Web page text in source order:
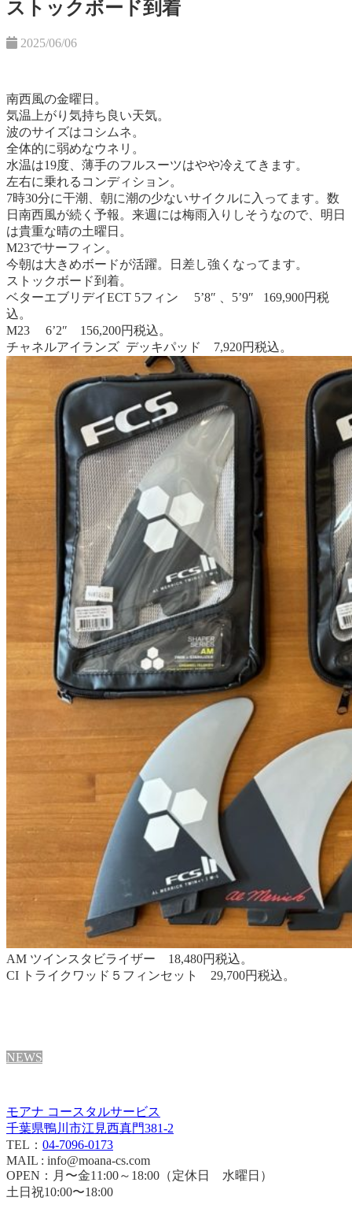
ストックボード到着
2025/06/06
南西風の金曜日。
気温上がり気持ち良い天気。
波のサイズはコシムネ。
全体的に弱めなウネリ。
水温は19度、薄手のフルスーツはやや冷えてきます。
左右に乗れるコンディション。
7時30分に干潮、朝に潮の少ないサイクルに入ってます。 数
日南西風が続く予報。 来週には梅雨入りしそうなので、明日
は貴重な晴の土曜日。
M23でサーフィン。
今朝は大きめボードが活躍。
日差し強くなってます。
ストックボード到着。
ベターエブリデイECT 5フィン 5’8″ 、5’9″ 169,900円税
込。
M23 6’2″ 156,200円税込。
チャネルアイランズ デッキパッド 7,920円税込。
AM ツインスタビライザー 18,480円税込。
CI トライクワッド５フィンセット 29,700円税込。
NEWS
モアナ コースタルサービス
千葉県鴨川市江見西真門381-2
TEL： 04-7096-0173
MAIL : info@moana-cs.com
OPEN：月〜金11:00～18:00（定休日 水曜日）
土日祝10:00〜18:00